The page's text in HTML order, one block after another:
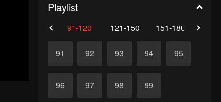
Playlist
91-120 121-150 151-180
91 92 93 94 95
96 97 98 99